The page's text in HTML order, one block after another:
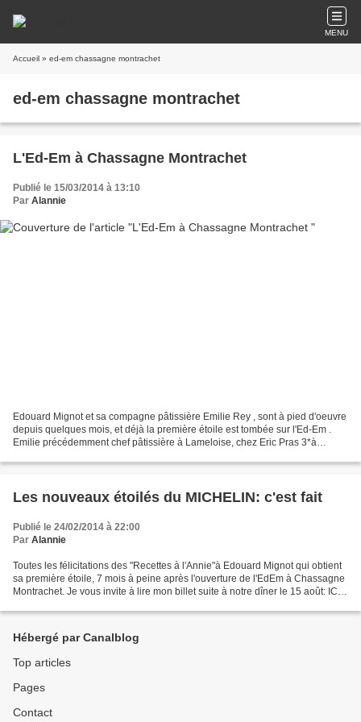
MENU
Accueil » ed-em chassagne montrachet
ed-em chassagne montrachet
L'Ed-Em à Chassagne Montrachet
Publié le 15/03/2014 à 13:10
Par Alannie
Edouard Mignot et sa compagne pâtissière Emilie Rey , sont à pied d'oeuvre
depuis quelques mois, et déjà la première étoile est tombée sur l'Ed-Em .
Emilie précédemment chef pâtissière à Lameloise, chez Eric Pras 3*à
Les nouveaux étoilés du MICHELIN: c'est fait
Publié le 24/02/2014 à 22:00
Par Alannie
Toutes les félicitations des "Recettes à l'Annie"à Edouard Mignot qui obtient
sa première étoile, 7 mois à peine après l'ouverture de l'EdEm à Chassagne
Montrachet. Je vous invite à lire mon billet suite à notre dîner le 15 août: ICI
Hébergé par Canalblog
Top articles
Pages
Contact